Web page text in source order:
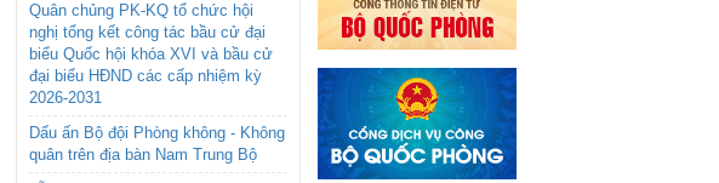
Quân chủng PK-KQ tổ chức hội
nghị tổng kết công tác bầu cử đại
biểu Quốc hội khóa XVI và bầu cử
đại biểu HĐND các cấp nhiệm kỳ
2026-2031
Dấu ấn Bộ đội Phòng không - Không
quân trên địa bàn Nam Trung Bộ